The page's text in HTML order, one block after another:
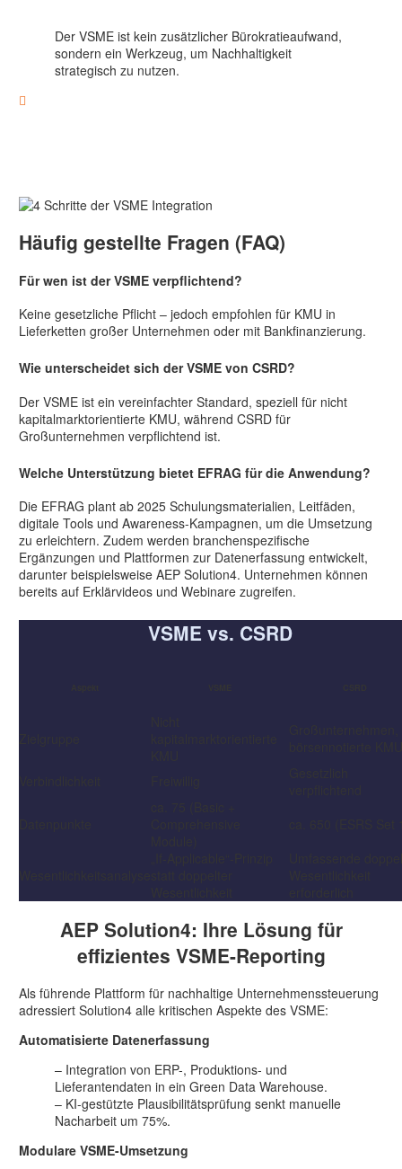
Der VSME ist kein zusätzlicher Bürokratieaufwand,
sondern ein Werkzeug, um Nachhaltigkeit
strategisch zu nutzen.

Häufig gestellte Fragen (FAQ)
Für wen ist der VSME verpflichtend?
Keine gesetzliche Pflicht – jedoch empfohlen für KMU in
Lieferketten großer Unternehmen oder mit Bankfinanzierung.
Wie unterscheidet sich der VSME von CSRD?
Der VSME ist ein vereinfachter Standard, speziell für nicht
kapitalmarktorientierte KMU, während CSRD für
Großunternehmen verpflichtend ist.
Welche Unterstützung bietet EFRAG für die Anwendung?
Die EFRAG plant ab 2025 Schulungsmaterialien, Leitfäden,
digitale Tools und Awareness-Kampagnen, um die Umsetzung
zu erleichtern. Zudem werden branchenspezifische
Ergänzungen und Plattformen zur Datenerfassung entwickelt,
darunter beispielsweise AEP Solution4. Unternehmen können
bereits auf Erklärvideos und Webinare zugreifen.
VSME vs. CSRD
AEP Solution4: Ihre Lösung für
effizientes VSME-Reporting
Als führende Plattform für nachhaltige Unternehmenssteuerung
adressiert Solution4 alle kritischen Aspekte des VSME:
Automatisierte Datenerfassung
– Integration von ERP-, Produktions- und
Lieferantendaten in ein Green Data Warehouse.
– KI-gestützte Plausibilitätsprüfung senkt manuelle
Nacharbeit um 75%.
Modulare VSME-Umsetzung